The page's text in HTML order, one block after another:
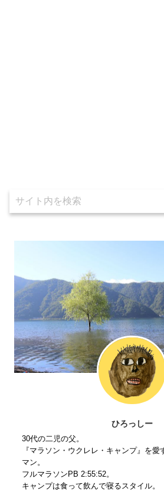
ひろっしー
30代の二児の父。
『マラソン・ウクレレ・キャンプ』を
マン。
フルマラソンPB 2:55:52。
キャンプは食って飲んで寝るスタイル。